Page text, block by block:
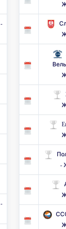
-